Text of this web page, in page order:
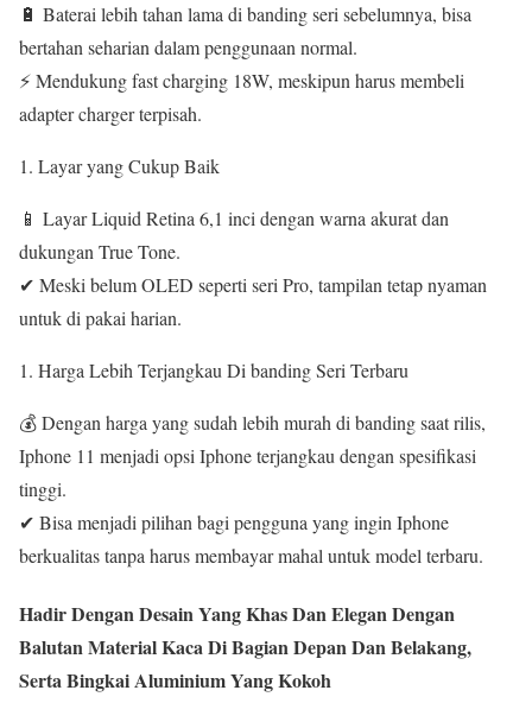
🔋 Baterai lebih tahan lama di banding seri sebelumnya, bisa
bertahan seharian dalam penggunaan normal.
⚡ Mendukung fast charging 18W, meskipun harus membeli
adapter charger terpisah.
Layar yang Cukup Baik
📱 Layar Liquid Retina 6,1 inci dengan warna akurat dan
dukungan True Tone.
✔ Meski belum OLED seperti seri Pro, tampilan tetap nyaman
untuk di pakai harian.
Harga Lebih Terjangkau Di banding Seri Terbaru
💰 Dengan harga yang sudah lebih murah di banding saat rilis,
Iphone 11 menjadi opsi Iphone terjangkau dengan spesifikasi
tinggi.
✔ Bisa menjadi pilihan bagi pengguna yang ingin Iphone
berkualitas tanpa harus membayar mahal untuk model terbaru.
Hadir Dengan Desain Yang Khas Dan Elegan Dengan
Balutan Material Kaca Di Bagian Depan Dan Belakang,
Serta Bingkai Aluminium Yang Kokoh